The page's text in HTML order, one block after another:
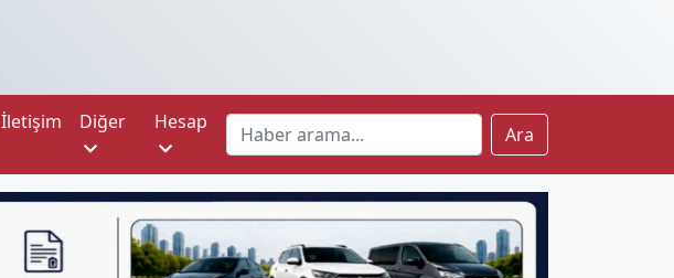
İletişim Diğer Hesap
Ara